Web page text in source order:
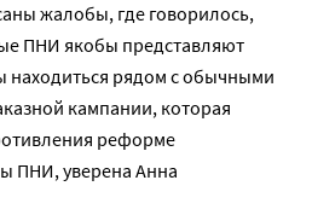
жалобы, где говорилось,
ПНИ якобы представляют
находиться рядом с обычными
кампании, которая
реформе
ПНИ, уверена Анна